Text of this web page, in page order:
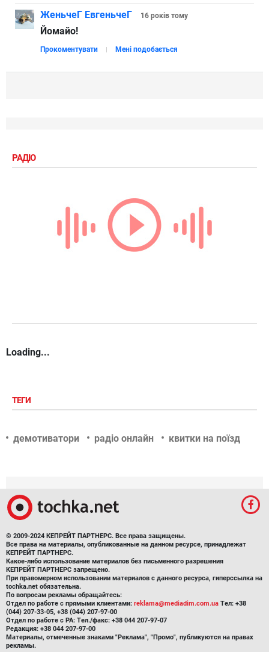
ЖеньчеГ ЕвгеньчеГ 16 років тому
Йомайо!
Прокоментувати Мені подобається
РАДІО
Loading...
ТЕГИ
демотиватори радіо онлайн квитки на поїзд
© 2009-2024 КЕПРЕЙТ ПАРТНЕРС. Все права защищены.
Все права на материалы, опубликованные на данном ресурсе, принадлежат
КЕПРЕЙТ ПАРТНЕРС.
Какое-либо использование материалов без письменного разрешения
КЕПРЕЙТ ПАРТНЕРС запрещено.
При правомерном использовании материалов с данного ресурса, гиперссылка на
tochka.net обязательна.
По вопросам рекламы обращайтесь:
Отдел по работе с прямыми клиентами: reklama@mediadim.com.ua Тел: +38
(044) 207-33-05, +38 (044) 207-97-00
Отдел по работе с РА: Тел./факс: +38 044 207-97-07
Редакция: +38 044 207-97-00
Материалы, отмеченные знаками "Реклама", "Промо", публикуются на правах
рекламы.